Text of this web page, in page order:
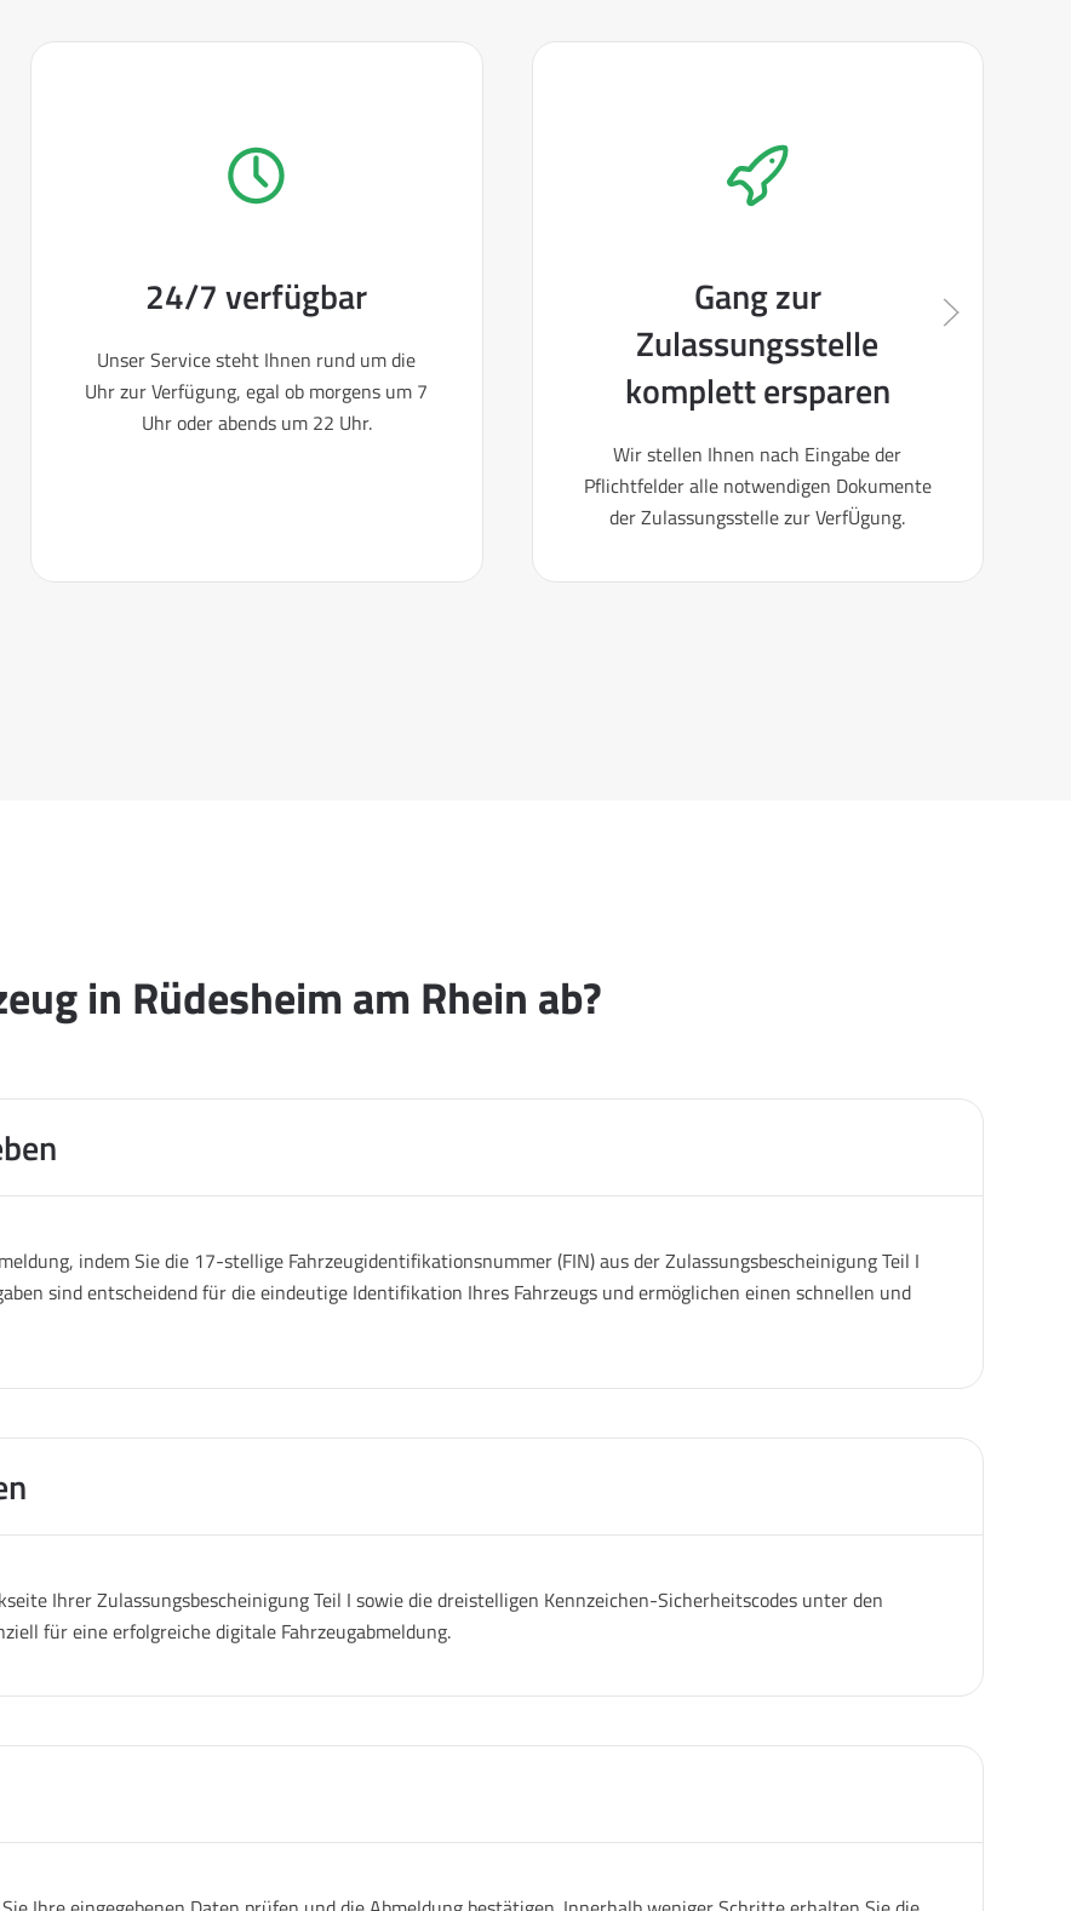
24/7 verfügbar
Unser Service steht Ihnen rund um die
Uhr zur Verfügung, egal ob morgens um 7
Uhr oder abends um 22 Uhr.
Gang zur
Zulassungsstelle
komplett ersparen
Wir stellen Ihnen nach Eingabe der
Pflichtfelder alle notwendigen Dokumente
der Zulassungsstelle zur VerfÜgung.
in Rüdesheim am Rhein ab?
indem Sie die 17-stellige Fahrzeugidentifikationsnummer (FIN) aus der Zulassungsbescheinigung Teil I
sind entscheidend für die eindeutige Identifikation Ihres Fahrzeugs und ermöglichen einen schnellen und
Ihrer Zulassungsbescheinigung Teil I sowie die dreistelligen Kennzeichen-Sicherheitscodes unter den
für eine erfolgreiche digitale Fahrzeugabmeldung.